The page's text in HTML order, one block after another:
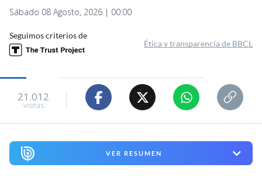
Sábado 08 Agosto, 2026 | 00:00
Seguimos criterios de
Ética y transparencia de BBCL
21.012
visitas
VER RESUMEN